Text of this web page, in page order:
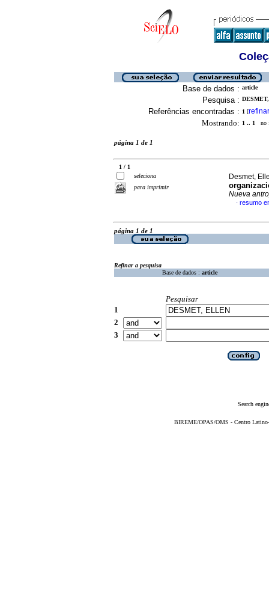
Base de dados : article
Pesquisa :
Referências encontradas : 1 [refinar
Mostrando: 1 .. 1 no
página 1 de 1
1 / 1
seleciona
para imprimir
Desmet,
Nueva
· resumo
página 1 de 1
Refinar a pesquisa
Base de dados : article
Pesquisar
1
2
3
Search
BIREME/OPAS/OMS - Centro Latino-